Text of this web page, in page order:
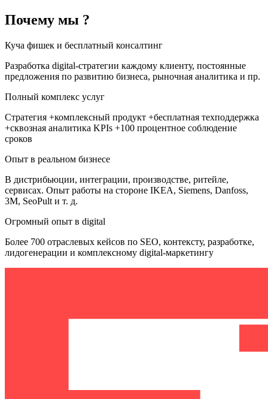
Почему мы ?
Куча фишек и бесплатный консалтинг
Разработка digital-стратегии каждому клиенту, постоянные
предложения по развитию бизнеса, рыночная аналитика и пр.
Полный комплекс услуг
Стратегия +комплексный продукт +бесплатная техподдержка
+сквозная аналитика KPIs +100 процентное соблюдение
сроков
Опыт в реальном бизнесе
В дистрибьюции, интеграции, производстве, ритейле,
сервисах. Опыт работы на стороне IKEA, Siemens, Danfoss,
3M, SeoPult и т. д.
Огромный опыт в digital
Более 700 отраслевых кейсов по SEO, контексту, разработке,
лидогенерации и комплексному digital-маркетингу